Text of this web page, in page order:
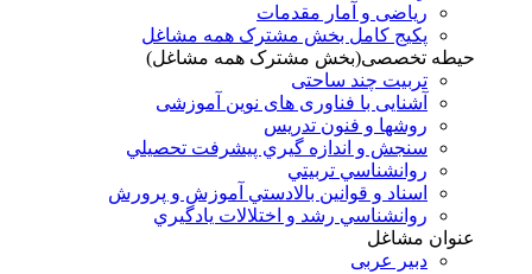
ریاضی و آمار مقدمات
پکیج کامل بخش مشترک همه مشاغل
حیطه تخصصی(بخش مشترک همه مشاغل)
تربیت چند ساحتی
آشنایی با فناوری های نوین آموزشی
روشها و فنون تدريس
سنجش و اندازه گيري پيشرفت تحصيلي
روانشناسي تربيتي
اسناد و قوانين بالادستي آموزش و پرورش
روانشناسي رشد و اختلالات يادگيري
عنوان مشاغل
دبير عربی